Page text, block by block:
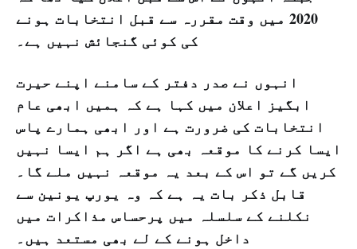
2020 میں وقت مقررہ سے قبل انتخابات ہونے
کی کوئی گنجائش نہیں ہے۔
انہوں نے صدر دفتر کے سامنے اپنے حیرت
ابگیز اعلان میں کہا ہے کہ ہمیں ابھی عام
انتخابات کی ضرورت ہے اور ابھی ہمارے پاس
ایسا کرنے کا موقعہ بھی ہے اگر ہم ایسا نہیں
کریں گے تو اس کے بعد یہ موقعہ نہیں ملے گا۔
قابل ذکر بات یہ ہے کہ وہ یورپ یونین سے
نکلنے کے سلسلہ میں پرحساس مذاکرات میں
داخل ہونے کے لے بھی مستعد ہیں۔